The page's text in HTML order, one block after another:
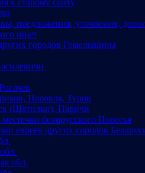
предложения, уточнения,
ищет
городов Гомельщины
Наровля, Туров
(Шатилки), Паричи
белорусского Полесья
евреев других городов
обл.